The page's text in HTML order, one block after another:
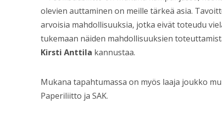
olevien auttaminen on meille tärkeä asia.
arvoisia mahdollisuuksia, jotka eivät toteudu
tukemaan näiden mahdollisuuksien
Kirsti Anttila kannustaa.
Mukana tapahtumassa on myös laaja joukko
Paperiliitto ja SAK.